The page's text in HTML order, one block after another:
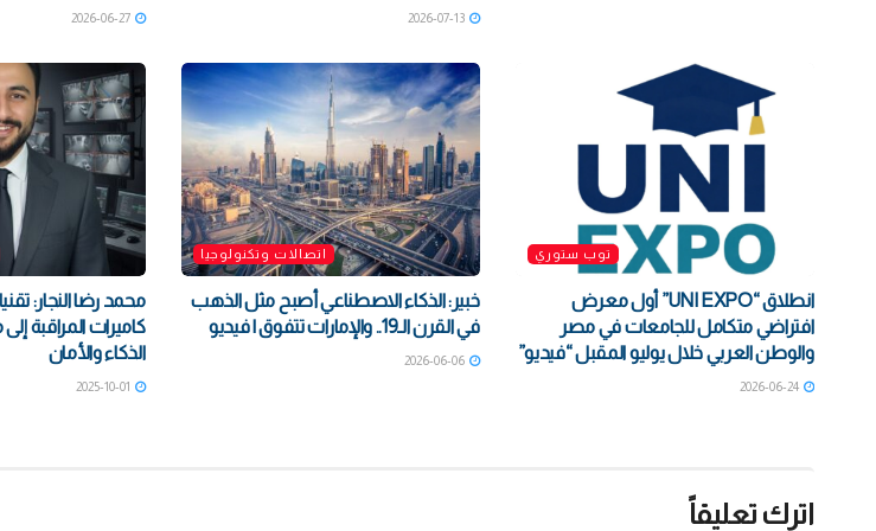
2026-07-13
2026-06-27
توب ستوري
انطلاق “UNI EXPO” أول معرض
افتراضي متكامل للجامعات في مصر
والوطن العربي خلال يوليو المقبل “فيديو”
2026-06-24
اتصالات وتكنولوجيا
خبير: الذكاء الاصطناعي أصبح مثل الذهب
في القرن الـ19.. والإمارات تتفوق | فيديو
2026-06-06
كاميرات المراقبة
الذكاء والأمان
اترك تعليقاً